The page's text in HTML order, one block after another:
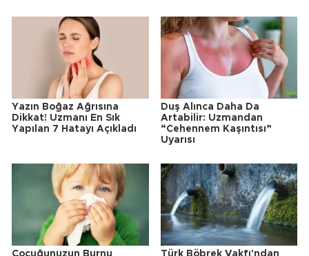
Yazın Boğaz Ağrısına
Dikkat! Uzmanı En Sık
Yapılan 7 Hatayı Açıkladı
Duş Alınca Daha Da
Artabilir: Uzmandan
“Cehennem Kaşıntısı”
Uyarısı